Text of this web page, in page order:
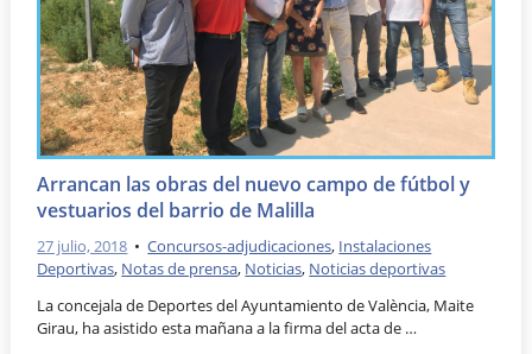
Arrancan las obras del nuevo campo de fútbol y
vestuarios del barrio de Malilla
27 julio, 2018 •Concursos-adjudicaciones, Instalaciones
Deportivas, Notas de prensa, Noticias, Noticias deportivas
La concejala de Deportes del Ayuntamiento de València, Maite
Girau, ha asistido esta mañana a la firma del acta de …